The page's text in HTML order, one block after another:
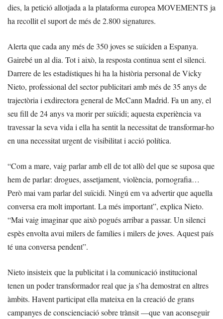
dies, la petició allotjada a la plataforma europea MOVEMENTS ja
ha recollit el suport de més de 2.800 signatures.
Alerta que cada any més de 350 joves se suïciden a Espanya.
Gairebé un al dia. Tot i això, la resposta continua sent el silenci.
Darrere de les estadístiques hi ha la història personal de Vicky
Nieto, professional del sector publicitari amb més de 35 anys de
trajectòria i exdirectora general de McCann Madrid. Fa un any, el
seu fill de 24 anys va morir per suïcidi; aquesta experiència va
travessar la seva vida i ella ha sentit la necessitat de transformar-ho
en una necessitat urgent de visibilitat i acció política.
“Com a mare, vaig parlar amb ell de tot allò del que se suposa que
hem de parlar: drogues, assetjament, violència, pornografia…
Però mai vam parlar del suïcidi. Ningú em va advertir que aquella
conversa era molt important. La més important”, explica Nieto.
“Mai vaig imaginar que això pogués arribar a passar. Un silenci
espès envolta avui milers de famílies i milers de joves. Aquest país
té una conversa pendent”.
Nieto insisteix que la publicitat i la comunicació institucional
tenen un poder transformador real que ja s’ha demostrat en altres
àmbits. Havent participat ella mateixa en la creació de grans
campanyes de conscienciació sobre trànsit —que van aconseguir